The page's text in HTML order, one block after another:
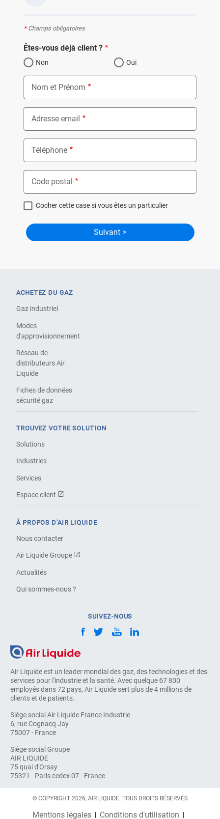
*Champs obligatoires
Êtes-vous déjà client ?
Non Oui
Nom et Prénom
Adresse email
Téléphone
Code postal
Cocher cette case si vous êtes un particulier
Air Liquide est un leader mondial des gaz, des technologies et des
services pour l'industrie et la santé. Avec quelque 67 800
employés dans 72 pays, Air Liquide sert plus de 4 millions de
clients et de patients.
Siège social Air Liquide France Industrie
6, rue Cognacq Jay
75007 - France
Siège social Groupe
AIR LIQUIDE
75 quai d'Orsay
75321 - Paris cedex 07 - France
ACHETEZ DU GAZ
Gaz industriel
Modes
d'approvisionnement
Réseau de
distributeurs Air
Liquide
Fiches de données
sécurité gaz
TROUVEZ VOTRE SOLUTION
Solutions
Industries
Services
Espace client
À PROPOS D'AIR LIQUIDE
Nous contacter
Air Liquide Groupe
Actualités
Qui sommes-nous ?
SUIVEZ-NOUS
© COPYRIGHT 2026, AIR LIQUIDE. TOUS DROITS RÉSERVÉS
Mentions légales Conditions d'utilisation